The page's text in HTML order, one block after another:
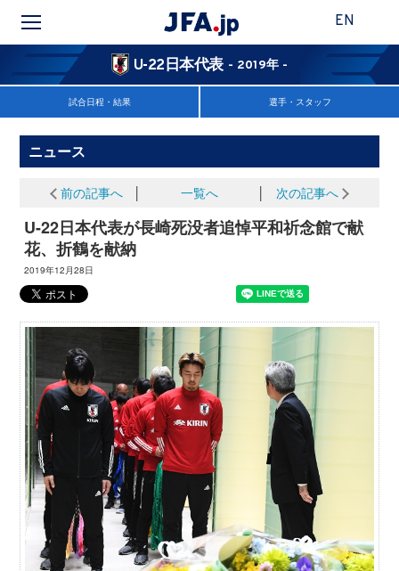
EN
U-22日本代表 - 2019年 -
試合日程・結果 選手・スタッフ
ニュース
前の記事へ 一覧へ 次の記事へ
U-22日本代表が長崎死没者追悼平和祈念館で献
花、折鶴を献納
2019年12月28日